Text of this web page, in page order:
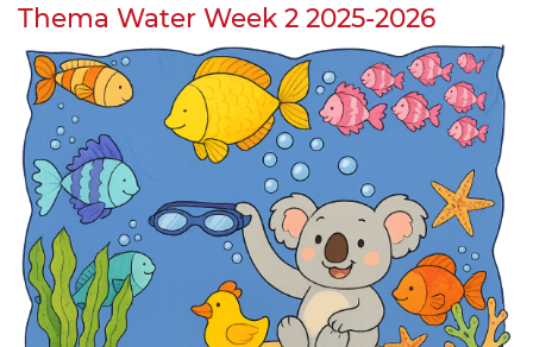
Thema Water Week 2 2025-2026